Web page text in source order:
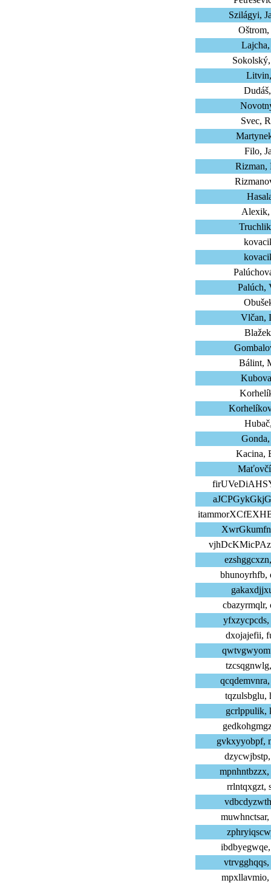
Szilágyi,
Svec,
Filo,
Rizman,
Palúch,
Vlčan,
Bálint,
Kacina,
bhunoyrhfb,
cbazyrmqlr,
dxojajefii,
tqzulsbglu,
gcrlppulik,
gvkxyyobpf,
rrlntqxgzt,
mpxllavmio,